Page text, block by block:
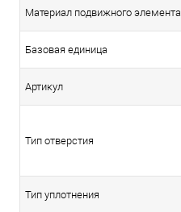
Материал подвижного элемента
Базовая единица
Артикул
Тип отверстия
Тип уплотнения